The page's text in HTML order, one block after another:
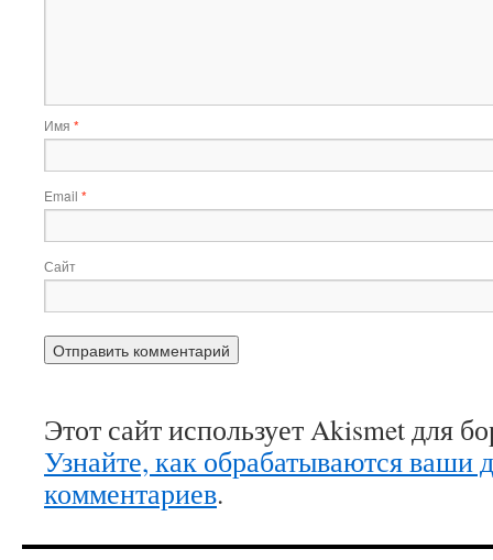
Имя *
Email *
Сайт
Этот сайт использует Akismet для
Узнайте, как обрабатываются ваши
комментариев.